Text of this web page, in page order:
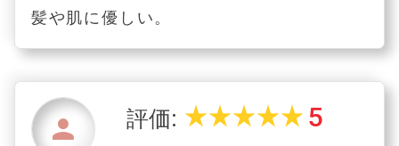
髪や肌に優しい。
person 評価: star_ratestar_ratestar_ratestar_ratestar_rate 5